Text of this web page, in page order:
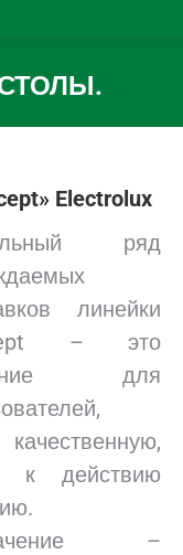
Electrolux
ряд
линейки
– это
для
к действию
–